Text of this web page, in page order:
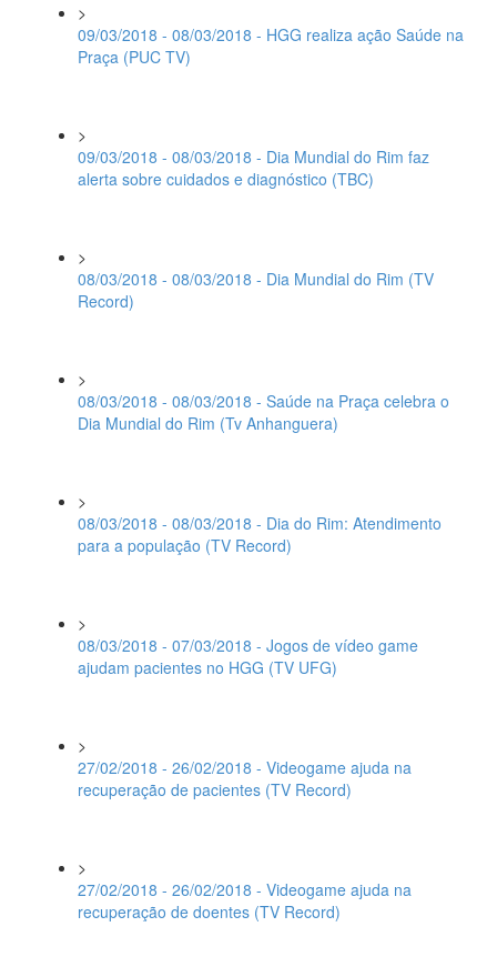
>
09/03/2018 - 08/03/2018 - HGG realiza ação Saúde na
Praça (PUC TV)
>
09/03/2018 - 08/03/2018 - Dia Mundial do Rim faz
alerta sobre cuidados e diagnóstico (TBC)
>
08/03/2018 - 08/03/2018 - Dia Mundial do Rim (TV
Record)
>
08/03/2018 - 08/03/2018 - Saúde na Praça celebra o
Dia Mundial do Rim (Tv Anhanguera)
>
08/03/2018 - 08/03/2018 - Dia do Rim: Atendimento
para a população (TV Record)
>
08/03/2018 - 07/03/2018 - Jogos de vídeo game
ajudam pacientes no HGG (TV UFG)
>
27/02/2018 - 26/02/2018 - Videogame ajuda na
recuperação de pacientes (TV Record)
>
27/02/2018 - 26/02/2018 - Videogame ajuda na
recuperação de doentes (TV Record)